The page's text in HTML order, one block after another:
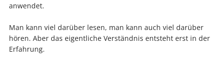
anwendet.
Man kann viel darüber lesen, man kann auch viel darüber
hören. Aber das eigentliche Verständnis entsteht erst in der
Erfahrung.